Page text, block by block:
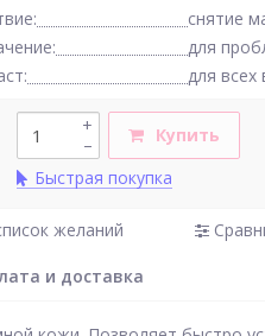
снятие
для
для всех
–
+
Купить
Быстрая покупка
желаний
и доставка